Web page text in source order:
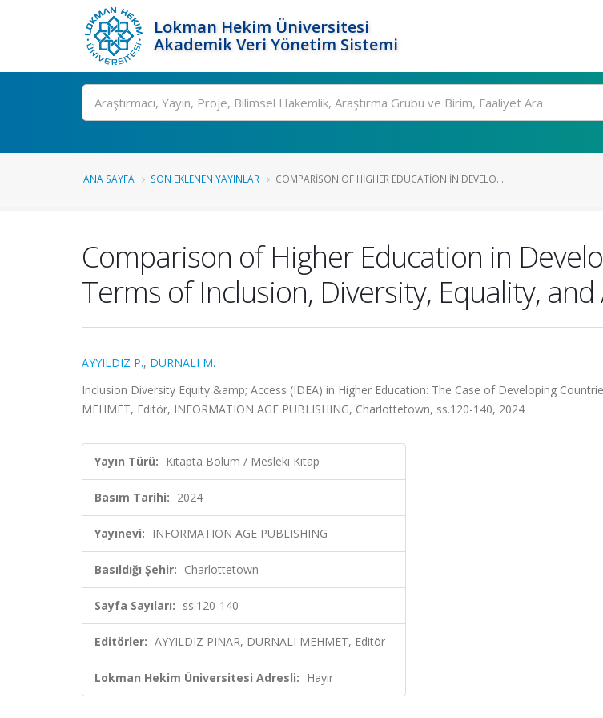
Lokman Hekim Üniversitesi
Akademik Veri Yönetim Sistemi
Ara
ANA SAYFA SON EKLENEN YAYINLAR COMPARISON OF HIGHER EDUCATION IN DEVELO...
Comparison of Higher Education in
Terms of Inclusion, Diversity, Equality, and
AYYILDIZ P., DURNALI M.
Inclusion Diversity Equity &amp; Access (IDEA) in Higher Education: The Case of Developing
MEHMET, Editör, INFORMATION AGE PUBLISHING, Charlottetown, ss.120-140, 2024
Yayın Türü: Kitapta Bölüm / Mesleki Kitap
Basım Tarihi: 2024
Yayınevi: INFORMATION AGE PUBLISHING
Basıldığı Şehir: Charlottetown
Sayfa Sayıları: ss.120-140
Editörler: AYYILDIZ PINAR, DURNALI MEHMET, Editör
Lokman Hekim Üniversitesi Adresli: Hayır